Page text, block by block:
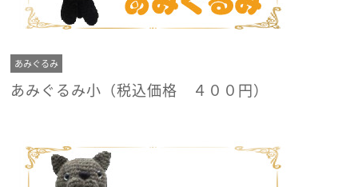
あみぐるみ
あみぐるみ小（税込価格 ４００円）